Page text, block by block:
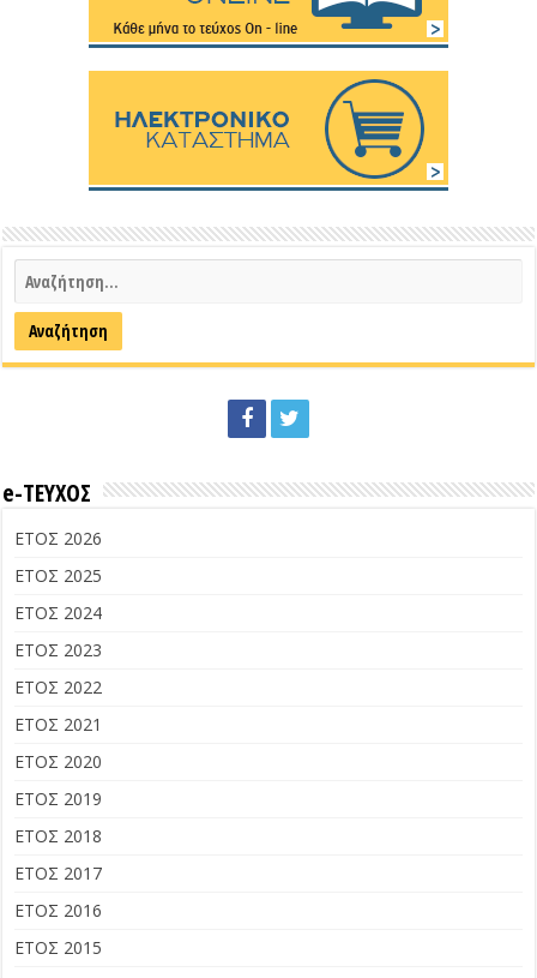
e-ΤΕΥΧΟΣ
ΕΤΟΣ 2026
ΕΤΟΣ 2025
ΕΤΟΣ 2024
ΕΤΟΣ 2023
ΕΤΟΣ 2022
ΕΤΟΣ 2021
ΕΤΟΣ 2020
ΕΤΟΣ 2019
ΕΤΟΣ 2018
ΕΤΟΣ 2017
ΕΤΟΣ 2016
ΕΤΟΣ 2015